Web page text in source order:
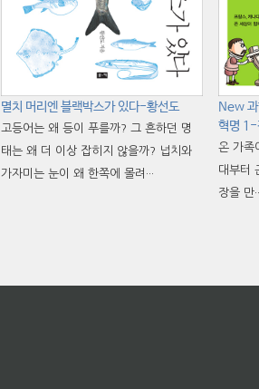
멸치 머리엔 블랙박스가 있다-황선도
고등어는 왜 등이 푸를까? 그 흔하던 명
태는 왜 더 이상 잡히지 않을까? 넙치와
가자미는 눈이 왜 한쪽에 몰려···
New
혁명 1-
온 가족
대부터
장을 만